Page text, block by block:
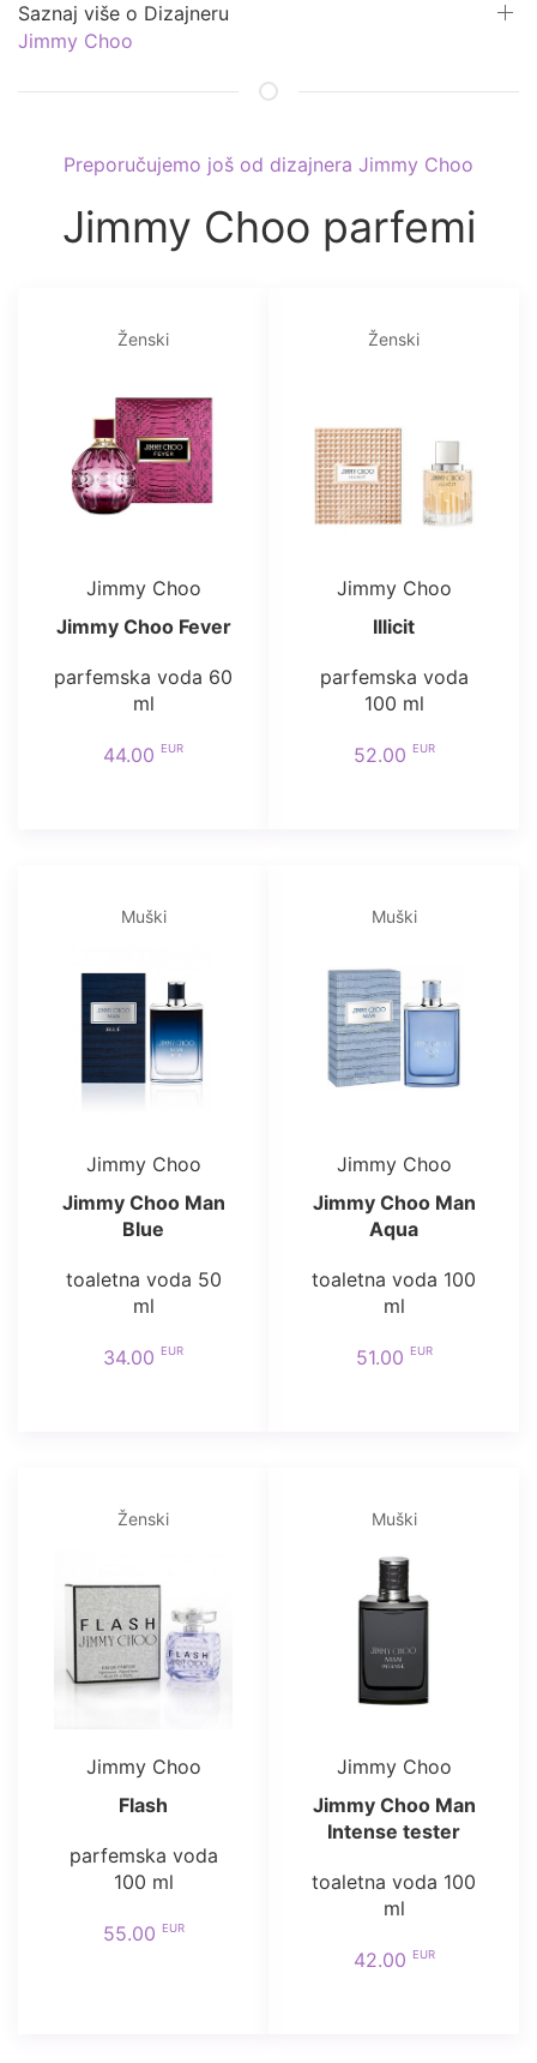
Saznaj više o Dizajneru
Jimmy Choo
Preporučujemo još od dizajnera Jimmy Choo
Jimmy Choo parfemi
Ženski
Jimmy Choo
Jimmy Choo Fever
parfemska voda 60
ml
44.00 EUR
Ženski
Jimmy Choo
Illicit
parfemska voda
100 ml
52.00 EUR
Muški
Jimmy Choo
Jimmy Choo Man
Blue
toaletna voda 50
ml
34.00 EUR
Muški
Jimmy Choo
Jimmy Choo Man
Aqua
toaletna voda 100
ml
51.00 EUR
Ženski
Jimmy Choo
Flash
parfemska voda
100 ml
55.00 EUR
Muški
Jimmy Choo
Jimmy Choo Man
Intense tester
toaletna voda 100
ml
42.00 EUR